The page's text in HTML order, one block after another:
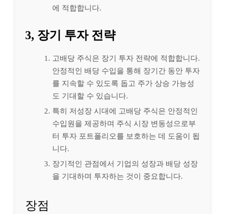
에 적합합니다.
3, 장기 투자 전략
고배당 주식은 장기 투자 전략에 적합합니다.
안정적인 배당 수입을 통해 장기간 동안 투자
를 지속할 수 있도록 돕고 주가 상승 가능성
도 기대할 수 있습니다.
특히 저성장 시대에 고배당 주식은 안정적인
수입원을 제공하며 주식 시장 변동성으로부
터 투자 포트폴리오를 보호하는 데 도움이 됩
니다.
장기적인 관점에서 기업의 성장과 배당 성장
을 기대하며 투자하는 것이 중요합니다.
장점